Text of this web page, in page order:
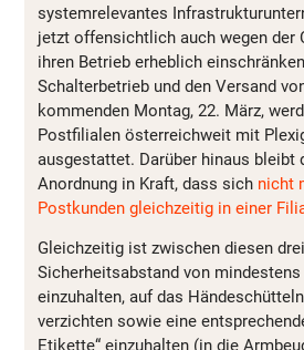
systemrelevantes
jetzt offensichtlich auch wegen der
ihren Betrieb erheblich
Schalterbetrieb und den Versand
kommenden Montag, 22. März,
Postfilialen österreichweit mit
ausgestattet. Darüber hinaus bleibt
Anordnung in Kraft, dass sich nicht
Postkunden gleichzeitig in einer
Gleichzeitig ist zwischen diesen
Sicherheitsabstand von
einzuhalten, auf das
verzichten sowie eine
Etikette“ einzuhalten (in die